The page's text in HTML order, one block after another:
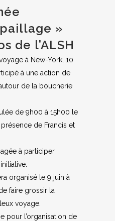
»
de l’ALSH
à New-York, 10
à une action de
de la boucherie
de 9h00 à 15h00 le
de Francis et
à participer
organisé le 9 juin à
faire grossir la
voyage.
pour l’organisation de